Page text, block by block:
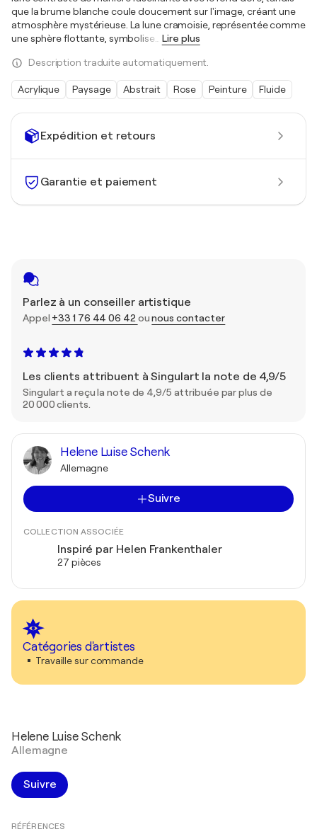
Expédition et retours
Garantie et paiement
Parlez à un conseiller artistique
Appel +33 1 76 44 06 42 ounous contacter
Les clients attribuent à Singulart la note de 4,9/5
Singulart a reçu la note de 4,9/5 attribuée par plus de
20 000 clients.
Helene Luise Schenk
Allemagne
Suivre
COLLECTION ASSOCIÉE
Inspiré par Helen Frankenthaler
27 pièces
Catégories d'artistes
Travaille sur commande
que la brume blanche coule doucement sur l'image, créant une
atmosphère mystérieuse. La lune cramoisie, représentée comme
une sphère flottante, symbolise
Lire plus
Description traduite automatiquement.
Acrylique Paysage Abstrait Rose Peinture Fluide
Helene Luise Schenk
Allemagne
Suivre
RÉFÉRENCES